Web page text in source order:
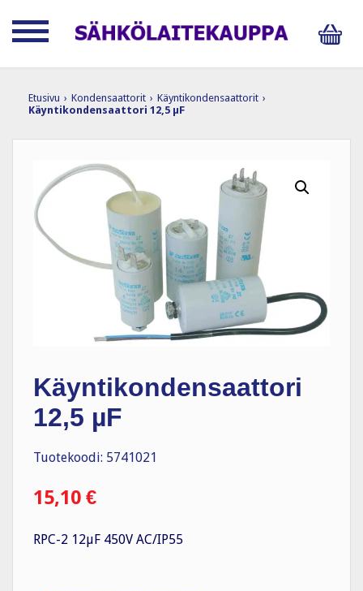
Etusivu › Kondensaattorit › Käyntikondensaattorit ›
Käyntikondensaattori 12,5 µF
Käyntikondensaattori
12,5 µF
Tuotekoodi: 5741021
15,10 €
RPC-2 12µF 450V AC/IP55